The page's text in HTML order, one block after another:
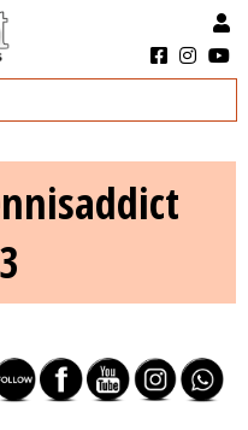
& PRODUITS